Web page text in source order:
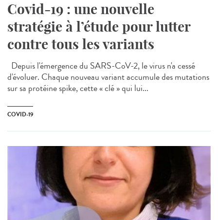
Covid-19 : une nouvelle
stratégie à l’étude pour lutter
contre tous les variants
Depuis l'émergence du SARS-CoV-2, le virus n'a cessé
d'évoluer. Chaque nouveau variant accumule des mutations
sur sa protéine spike, cette « clé » qui lui...
COVID-19